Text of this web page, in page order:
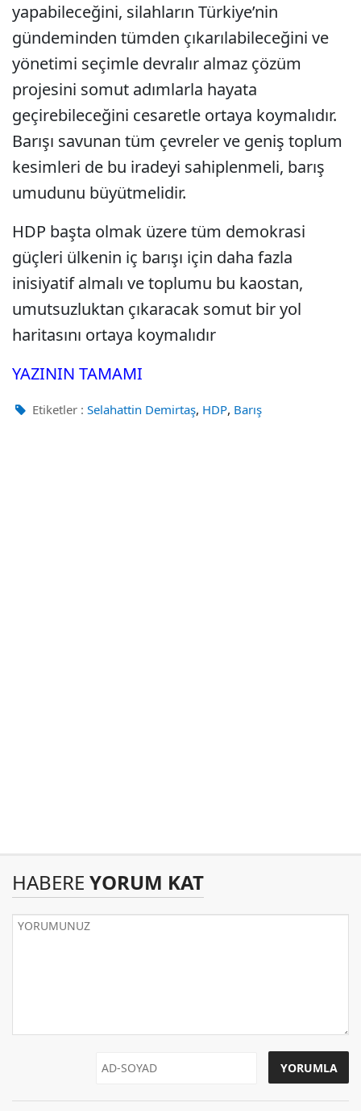
yapabileceğini, silahların Türkiye’nin
gündeminden tümden çıkarılabileceğini ve
yönetimi seçimle devralır almaz çözüm
projesini somut adımlarla hayata
geçirebileceğini cesaretle ortaya koymalıdır.
Barışı savunan tüm çevreler ve geniş toplum
kesimleri de bu iradeyi sahiplenmeli, barış
umudunu büyütmelidir.
HDP başta olmak üzere tüm demokrasi
güçleri ülkenin iç barışı için daha fazla
inisiyatif almalı ve toplumu bu kaostan,
umutsuzluktan çıkaracak somut bir yol
haritasını ortaya koymalıdır
YAZININ TAMAMI
Etiketler : Selahattin Demirtaş, HDP, Barış
HABERE YORUM KAT